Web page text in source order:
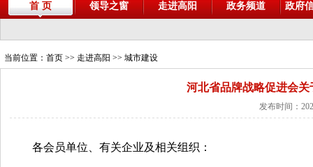
首 页 领导之窗 走进高阳 政务频道 政府
当前位置： 首页 >> 走进高阳 >> 城市建设
河北省品牌战略促进会
发布时间：
各会员单位、有关企业及相关组织：